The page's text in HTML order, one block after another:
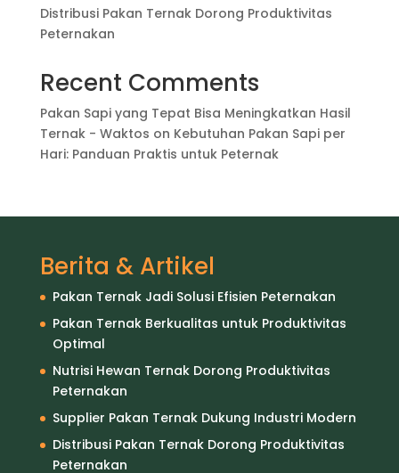
Distribusi Pakan Ternak Dorong Produktivitas
Peternakan
Recent Comments
Pakan Sapi yang Tepat Bisa Meningkatkan Hasil
Ternak - Waktos on Kebutuhan Pakan Sapi per
Hari: Panduan Praktis untuk Peternak
Berita & Artikel
Pakan Ternak Jadi Solusi Efisien Peternakan
Pakan Ternak Berkualitas untuk Produktivitas
Optimal
Nutrisi Hewan Ternak Dorong Produktivitas
Peternakan
Supplier Pakan Ternak Dukung Industri Modern
Distribusi Pakan Ternak Dorong Produktivitas
Peternakan